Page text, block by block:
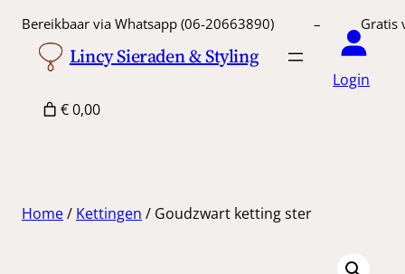
GaBereikbaar via Whatsapp (06-20663890) –
Lincy Sieraden & Styling
Login
€ 0,00
Home/ Kettingen / Goudzwart ketting ster